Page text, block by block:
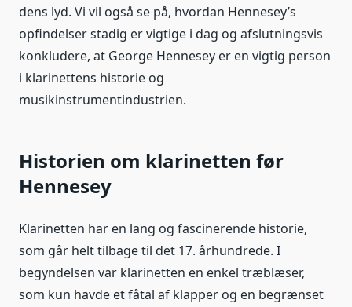
dens lyd. Vi vil også se på, hvordan Hennesey’s
opfindelser stadig er vigtige i dag og afslutningsvis
konkludere, at George Hennesey er en vigtig person
i klarinettens historie og
musikinstrumentindustrien.
Historien om klarinetten før
Hennesey
Klarinetten har en lang og fascinerende historie,
som går helt tilbage til det 17. århundrede. I
begyndelsen var klarinetten en enkel træblæser,
som kun havde et fåtal af klapper og en begrænset